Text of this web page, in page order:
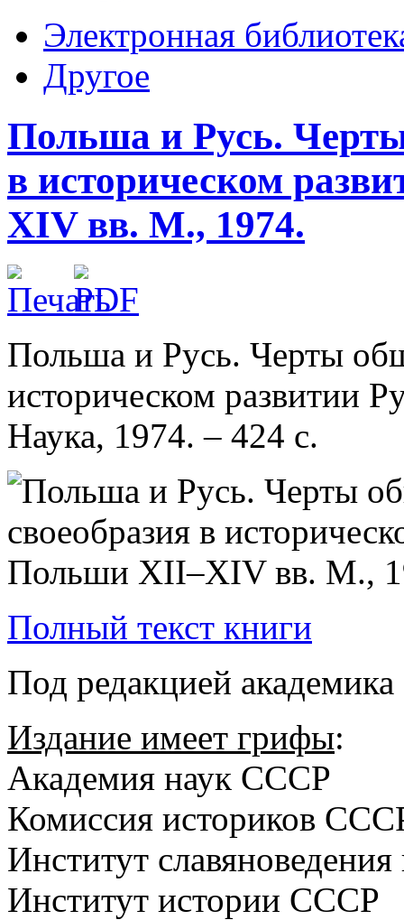
Электронная
Другое
Польша и Русь.
в историческом
XIV вв. М., 1974.
Польша и Русь. Черты
историческом
Наука, 1974. – 424 с.
Полный текст книги
Под редакцией
Издание имеет грифы:
Академия наук СССР
Комиссия историков
Институт
Институт истории СССР